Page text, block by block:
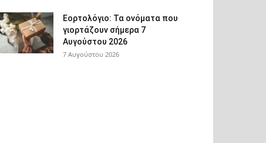
Εορτολόγιο: Τα ονόματα που
γιορτάζουν σήμερα 7
Αυγούστου 2026
7 Αυγούστου 2026